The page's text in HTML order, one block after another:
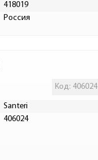
418019
Россия
Код: 406024
Santeri
406024